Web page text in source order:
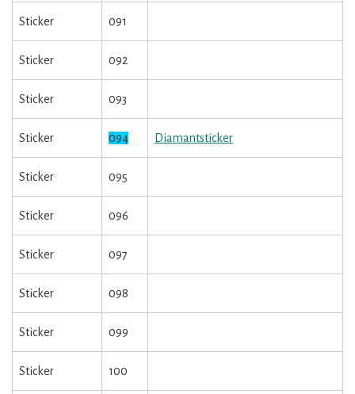
Sticker 091
Sticker 092
Sticker 093
Sticker 094 Diamantsticker
Sticker 095
Sticker 096
Sticker 097
Sticker 098
Sticker 099
Sticker 100